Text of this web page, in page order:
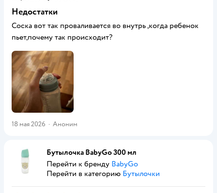
Недостатки
Соска вот так проваливается во внутрь ,когда ребенок
пьет,почему так происходит?
18 мая 2026 · Аноним
Бутылочка BabyGo 300 мл
Перейти к бренду BabyGo
Перейти в категорию Бутылочки